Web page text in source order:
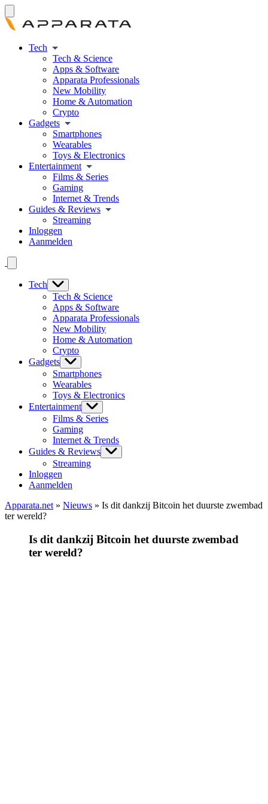
Tech
Tech & Science
Apps & Software
Apparata Professionals
New Mobility
Home & Automation
Crypto
Gadgets
Smartphones
Wearables
Toys & Electronics
Entertainment
Films & Series
Gaming
Internet & Trends
Guides & Reviews
Streaming
Inloggen
Aanmelden
Tech
Tech & Science
Apps & Software
Apparata Professionals
New Mobility
Home & Automation
Crypto
Gadgets
Smartphones
Wearables
Toys & Electronics
Entertainment
Films & Series
Gaming
Internet & Trends
Guides & Reviews
Streaming
Inloggen
Aanmelden
Apparata.net » Nieuws » Is dit dankzij Bitcoin het duurste zwembad
ter wereld?
Is dit dankzij Bitcoin het duurste zwembad
ter wereld?